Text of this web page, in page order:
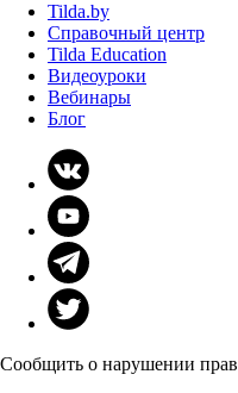
Tilda.by
Справочный центр
Tilda Education
Видеоуроки
Вебинары
Блог
Сообщить о нарушении прав